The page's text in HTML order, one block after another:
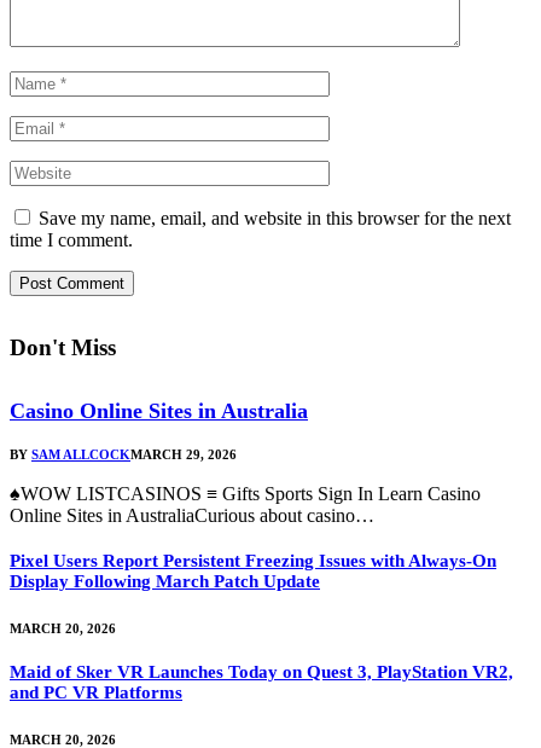
Save my name, email, and website in this browser for the next
time I comment.
Don't Miss
Casino Online Sites in Australia
BY SAM ALLCOCKMARCH 29, 2026
♠WOW LISTCASINOS ≡ Gifts Sports Sign In Learn Casino
Online Sites in AustraliaCurious about casino…
Pixel Users Report Persistent Freezing Issues with Always-On
Display Following March Patch Update
MARCH 20, 2026
Maid of Sker VR Launches Today on Quest 3, PlayStation VR2,
and PC VR Platforms
MARCH 20, 2026